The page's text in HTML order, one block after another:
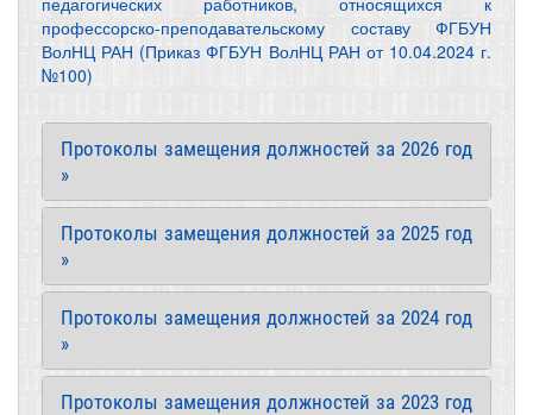
профессорско-преподавательскому составу ФГБУН
ВолНЦ РАН (Приказ ФГБУН ВолНЦ РАН от 10.04.2024 г.
№100)
Протоколы замещения должностей за 2026 год
»
Протоколы замещения должностей за 2025 год
»
Протоколы замещения должностей за 2024 год
»
Протоколы замещения должностей за 2023 год